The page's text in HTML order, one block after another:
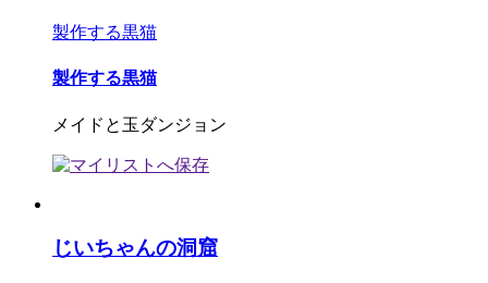
製作する黒猫
製作する黒猫
メイドと玉ダンジョン
じいちゃんの洞窟